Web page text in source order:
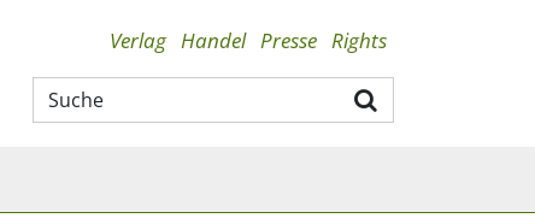
Verlag Handel Presse Rights